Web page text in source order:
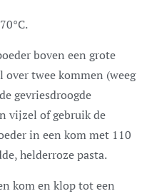
boven een grote
over twee kommen (weeg
gevriesdroogde
vijzel of gebruik de
in een kom met 110
helderroze pasta.
kom en klop tot een